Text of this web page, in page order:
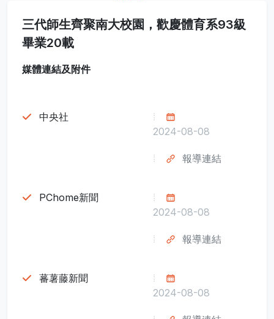
三代師生齊聚南大校園，歡慶體育系93級
畢業20載
媒體連結及附件
中央社
2024-08-08
報導連結
PChome新聞
2024-08-08
報導連結
蕃薯藤新聞
2024-08-08